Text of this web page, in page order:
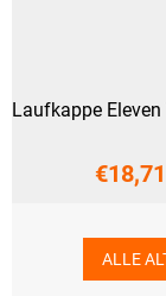
Laufkappe Eleven
€18,71
ALLE